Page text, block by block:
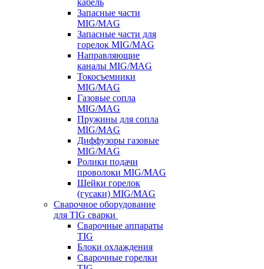
кабель
Запасные части
MIG/MAG
Запасные части для
горелок MIG/MAG
Направляющие
каналы MIG/MAG
Токосъемники
MIG/MAG
Газовые сопла
MIG/MAG
Пружины для сопла
MIG/MAG
Диффузоры газовые
MIG/MAG
Ролики подачи
проволоки MIG/MAG
Шейки горелок
(гусаки) MIG/MAG
Сварочное оборудование
для TIG сварки
Сварочные аппараты
TIG
Блоки охлаждения
Сварочные горелки